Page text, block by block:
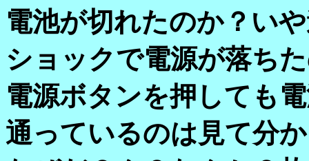
電池が切れたのか？い
ショックで電源が落ち
電源ボタンを押しても
通っているのは見て分